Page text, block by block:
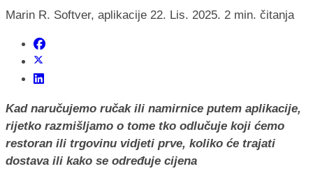
Marin R. Softver, aplikacije 22. Lis. 2025. 2 min. čitanja
Kad naručujemo ručak ili namirnice putem aplikacije,
rijetko razmišljamo o tome tko odlučuje koji ćemo
restoran ili trgovinu vidjeti prve, koliko će trajati
dostava ili kako se određuje cijena